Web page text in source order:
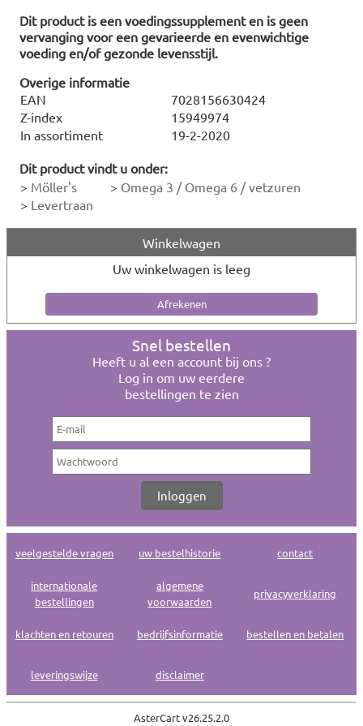
Dit product is een voedingssupplement en is geen
vervanging voor een gevarieerde en evenwichtige
voeding en/of gezonde levensstijl.
Overige informatie
EAN
7028156630424
Z-index
15949974
In assortiment
19-2-2020
Dit product vindt u onder:
> Möller's > Omega 3 / Omega 6 / vetzuren
> Levertraan
Winkelwagen
Uw winkelwagen is leeg
Snel bestellen
Heeft u al een account bij ons ?
Log in om uw eerdere
bestellingen te zien
veelgestelde vragen uw bestelhistorie contact
internationale
bestellingen
algemene
voorwaarden
privacyverklaring
klachten en retouren bedrijfsinformatie bestellen en betalen
leveringswijze disclaimer
AsterCart v26.25.2.0